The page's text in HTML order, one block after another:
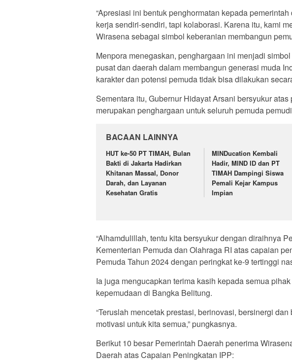
“Apresiasi ini bentuk penghormatan kepada
kerja sendiri-sendiri, tapi kolaborasi. Karena itu, kami
Wirasena sebagai simbol keberanian membangun
Menpora menegaskan, penghargaan ini menjadi
pusat dan daerah dalam membangun generasi muda
karakter dan potensi pemuda tidak bisa dilakukan
Sementara itu, Gubernur Hidayat Arsani bersyukur
merupakan penghargaan untuk seluruh pemuda
BACAAN LAINNYA
HUT ke-50 PT TIMAH, Bulan
Bakti di Jakarta Hadirkan
Khitanan Massal, Donor
Darah, dan Layanan
Kesehatan Gratis
MINDucation Kembali
Hadir, MIND ID dan PT
TIMAH Dampingi Siswa
Pemali Kejar Kampus
Impian
“Alhamdulillah, tentu kita bersyukur dengan diraihnya
Kementerian Pemuda dan Olahraga RI atas capaian
Pemuda Tahun 2024 dengan peringkat ke-9 tertinggi
Ia juga mengucapkan terima kasih kepada semua
kepemudaan di Bangka Belitung.
“Teruslah mencetak prestasi, berinovasi, bersinergi
motivasi untuk kita semua,” pungkasnya.
Berikut 10 besar Pemerintah Daerah penerima
Daerah atas Capaian Peningkatan IPP: